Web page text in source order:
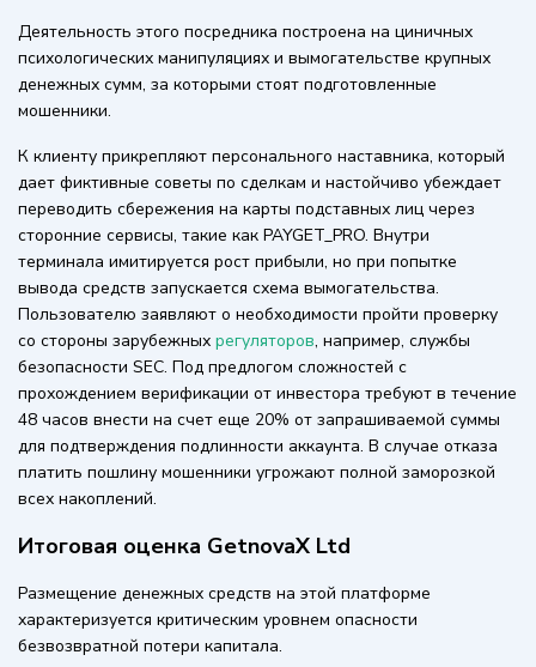
Деятельность этого посредника построена на циничных
психологических манипуляциях и вымогательстве крупных
денежных сумм, за которыми стоят подготовленные
мошенники.
К клиенту прикрепляют персонального наставника, который
дает фиктивные советы по сделкам и настойчиво убеждает
переводить сбережения на карты подставных лиц через
сторонние сервисы, такие как PAYGET_PRO. Внутри
терминала имитируется рост прибыли, но при попытке
вывода средств запускается схема вымогательства.
Пользователю заявляют о необходимости пройти проверку
со стороны зарубежных регуляторов, например, службы
безопасности SEC. Под предлогом сложностей с
прохождением верификации от инвестора требуют в течение
48 часов внести на счет еще 20% от запрашиваемой суммы
для подтверждения подлинности аккаунта. В случае отказа
платить пошлину мошенники угрожают полной заморозкой
всех накоплений.
Итоговая оценка GetnovaX Ltd
Размещение денежных средств на этой платформе
характеризуется критическим уровнем опасности
безвозвратной потери капитала.